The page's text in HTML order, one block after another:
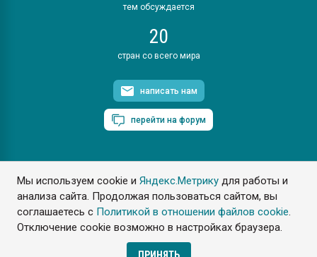
Мы используем cookie иЯндекс.Метрику для работы и
анализа сайта. Продолжая пользоваться сайтом, вы
соглашаетесь с Политикой в отношении файлов cookie.
Отключение cookie возможно в настройках браузера.
тем обсуждается
20
стран со всего мира
написать нам
перейти на форум
ПластЭксперт © 2006. Все права защищены
Разрешается копирование материалов сайта с обязательной
ссылкой на www.e-plastic.ru
Разработка сайта